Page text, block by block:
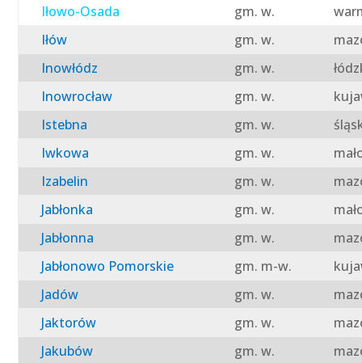
Iłowo-Osada
gm. w.
Iłów
gm. w.
Inowłódz
gm. w.
Inowrocław
gm. w.
Istebna
gm. w.
Iwkowa
gm. w.
Izabelin
gm. w.
Jabłonka
gm. w.
Jabłonna
gm. w.
Jabłonowo Pomorskie
gm. m-w.
Jadów
gm. w.
Jaktorów
gm. w.
Jakubów
gm. w.